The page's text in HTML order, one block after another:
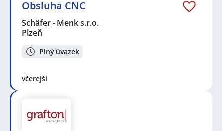
Obsluha CNC
Schäfer - Menk s.r.o.
Plzeň
Plný úvazek
včerejší